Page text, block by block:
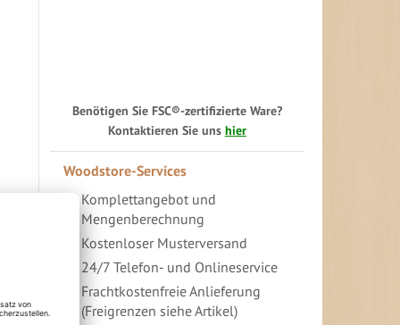
Benötigen Sie FSC®-zertifizierte Ware?
Kontaktieren Sie uns hier
Woodstore-Services
Komplettangebot und
Mengenberechnung
Kostenloser Musterversand
24/7 Telefon- und Onlineservice
Frachtkostenfreie Anlieferung
(Freigrenzen siehe Artikel)